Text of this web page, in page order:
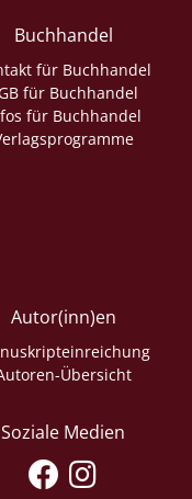
Buchhandel
für Buchhandel
für Buchhandel
für Buchhandel
Autor(inn)en
Übersicht
Soziale Medien